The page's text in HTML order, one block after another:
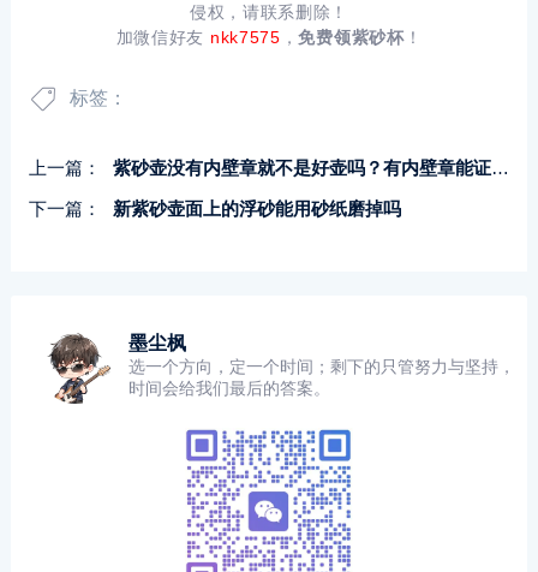
侵权，请联系删除！
加微信好友 nkk7575 ，免费领紫砂杯！
标签：
上一篇：
紫砂壶没有内壁章就不是好壶吗？有内壁章能证明是全手工吗
下一篇：
新紫砂壶面上的浮砂能用砂纸磨掉吗
墨尘枫
选一个方向，定一个时间；剩下的只管努力与坚持，
时间会给我们最后的答案。